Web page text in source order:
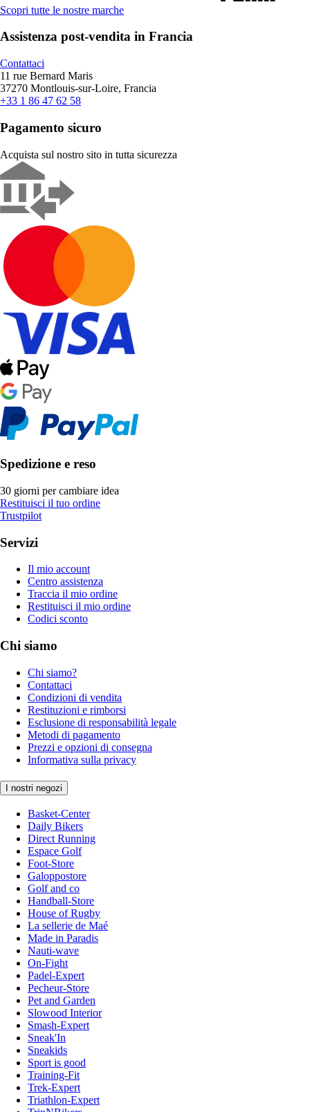
Scopri tutte le nostre marche
Assistenza post-vendita in Francia
Contattaci
11 rue Bernard Maris
37270 Montlouis-sur-Loire, Francia
+33 1 86 47 62 58
Pagamento sicuro
Acquista sul nostro sito in tutta sicurezza
Spedizione e reso
30 giorni per cambiare idea
Restituisci il tuo ordine
Trustpilot
Servizi
Il mio account
Centro assistenza
Traccia il mio ordine
Restituisci il mio ordine
Codici sconto
Chi siamo
Chi siamo?
Contattaci
Condizioni di vendita
Restituzioni e rimborsi
Esclusione di responsabilità legale
Metodi di pagamento
Prezzi e opzioni di consegna
Informativa sulla privacy
I nostri negozi
Basket-Center
Daily Bikers
Direct Running
Espace Golf
Foot-Store
Galoppostore
Golf and co
Handball-Store
House of Rugby
La sellerie de Maé
Made in Paradis
Nauti-wave
On-Fight
Padel-Expert
Pecheur-Store
Pet and Garden
Slowood Interior
Smash-Expert
Sneak'In
Sneakids
Sport is good
Training-Fit
Trek-Expert
Triathlon-Expert